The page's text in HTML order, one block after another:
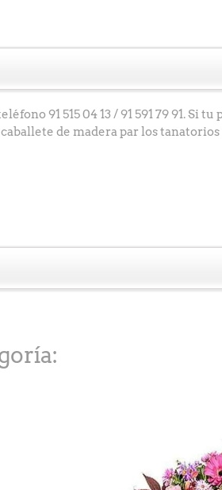
91 515 04 13 / 91 591 79 91. Si
de madera par los